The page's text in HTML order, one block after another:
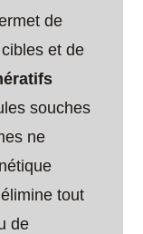
de
et de
souches
ne
tout
de